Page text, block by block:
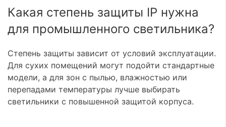
Какая степень защиты IP нужна
для промышленного светильника?
Степень защиты зависит от условий эксплуатации.
Для сухих помещений могут подойти стандартные
модели, а для зон с пылью, влажностью или
перепадами температуры лучше выбирать
светильники с повышенной защитой корпуса.